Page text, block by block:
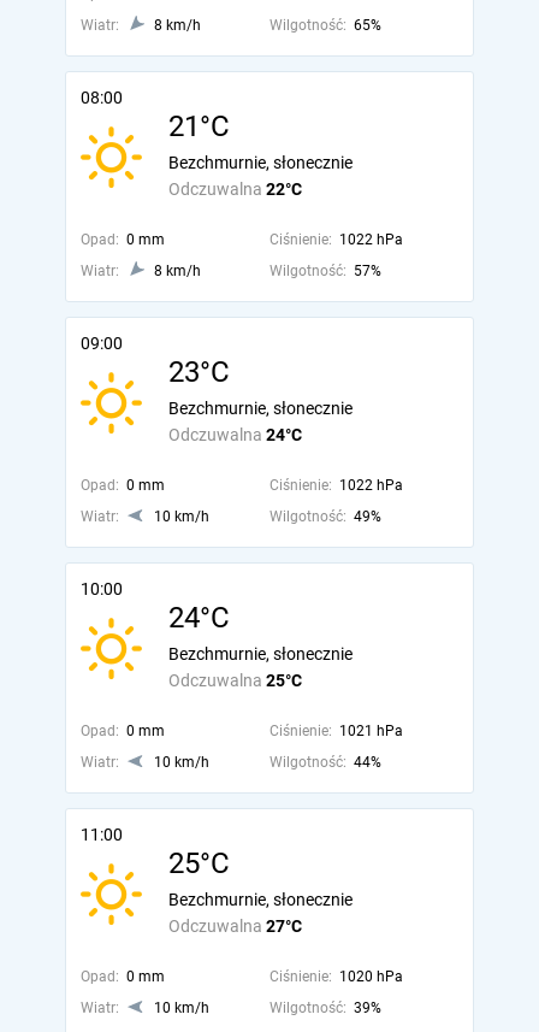
Wiatr:
8 km/h Wilgotność: 65%
08:00
21°C
Odczuwalna 22°C
Bezchmurnie, słonecznie
Opad: 0 mm Ciśnienie: 1022 hPa
Wiatr:
8 km/h Wilgotność: 57%
09:00
23°C
Odczuwalna 24°C
Bezchmurnie, słonecznie
Opad: 0 mm Ciśnienie: 1022 hPa
Wiatr:
10 km/h Wilgotność: 49%
10:00
24°C
Odczuwalna 25°C
Bezchmurnie, słonecznie
Opad: 0 mm Ciśnienie: 1021 hPa
Wiatr:
10 km/h Wilgotność: 44%
11:00
25°C
Odczuwalna 27°C
Bezchmurnie, słonecznie
Opad: 0 mm Ciśnienie: 1020 hPa
Wiatr:
10 km/h Wilgotność: 39%